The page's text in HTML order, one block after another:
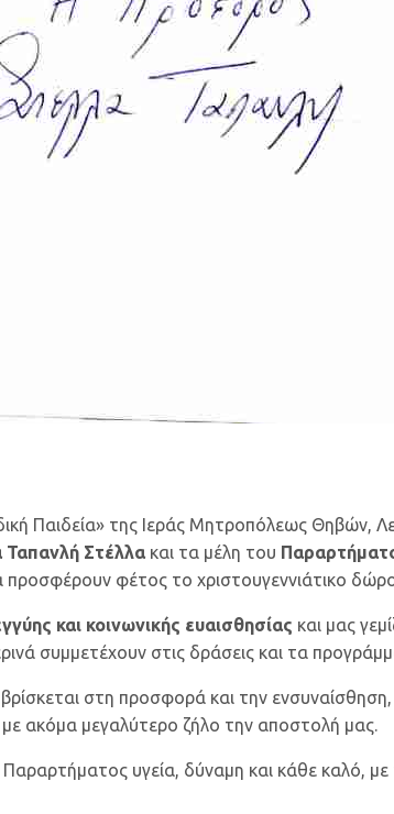
Παιδεία» της Ιεράς Μητροπόλεως Θηβών,
Ταπανλή Στέλλα και τα μέλη του
προσφέρουν φέτος το χριστουγεννιάτικο
και κοινωνικής ευαισθησίας και μας
συμμετέχουν στις δράσεις και τα
στη προσφορά και την
ακόμα μεγαλύτερο ζήλο την αποστολή μας.
υγεία, δύναμη και κάθε καλό, με